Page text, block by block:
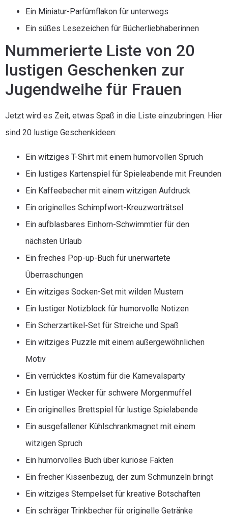
Ein Miniatur-Parfümflakon für unterwegs
Ein süßes Lesezeichen für Bücherliebhaberinnen
Nummerierte Liste von 20
lustigen Geschenken zur
Jugendweihe für Frauen
Jetzt wird es Zeit, etwas Spaß in die Liste einzubringen. Hier
sind 20 lustige Geschenkideen:
Ein witziges T-Shirt mit einem humorvollen Spruch
Ein lustiges Kartenspiel für Spieleabende mit Freunden
Ein Kaffeebecher mit einem witzigen Aufdruck
Ein originelles Schimpfwort-Kreuzworträtsel
Ein aufblasbares Einhorn-Schwimmtier für den
nächsten Urlaub
Ein freches Pop-up-Buch für unerwartete
Überraschungen
Ein witziges Socken-Set mit wilden Mustern
Ein lustiger Notizblock für humorvolle Notizen
Ein Scherzartikel-Set für Streiche und Spaß
Ein witziges Puzzle mit einem außergewöhnlichen
Motiv
Ein verrücktes Kostüm für die Karnevalsparty
Ein lustiger Wecker für schwere Morgenmuffel
Ein originelles Brettspiel für lustige Spielabende
Ein ausgefallener Kühlschrankmagnet mit einem
witzigen Spruch
Ein humorvolles Buch über kuriose Fakten
Ein frecher Kissenbezug, der zum Schmunzeln bringt
Ein witziges Stempelset für kreative Botschaften
Ein schräger Trinkbecher für originelle Getränke